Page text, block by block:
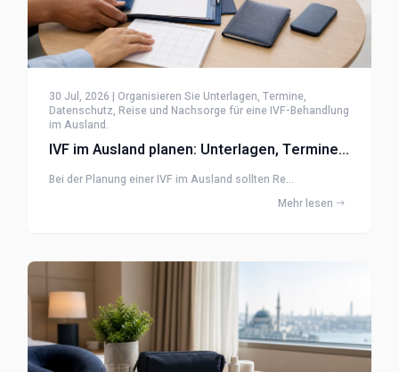
30 Jul, 2026 | Organisieren Sie Unterlagen, Termine,
Datenschutz, Reise und Nachsorge für eine IVF-Behandlung
im Ausland.
IVF im Ausland planen: Unterlagen, Termine und Nachsorge
Bei der Planung einer IVF im Ausland sollten Re...
Mehr lesen